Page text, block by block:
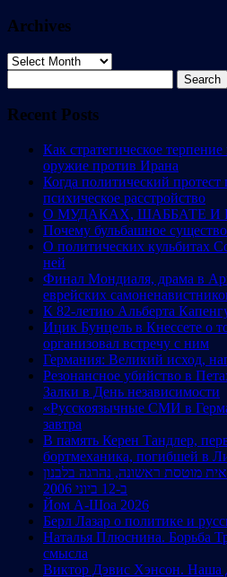
Archives
Archives
for:
Recent Posts
Как стратегическое
оружие против Ирана
Когда политический протест
психическое расстройство
О МУДАКАХ, ШАББАТЕ И
Почему бульбашное существо
О политических кульбитах
ней
Финал Мондиаля, драма в
еврейских
К 82-летию Альберта
Ицик Бунцель в Кнессете о
организовал встречу с ним
Германия: Великий исход,
Резонансное убийство в
Залки в День независимости
«Русскоязычные СМИ в
завтра
В память Керен Тандлер,
бортмеханика, погибшей в
מוטסת ראשונה, נהרגה בלבנון
ב-12 ביוני 2006
Йом А-Шоа 2026
Берл Лазар о политике и
Наталья Плюснина. Борьба
смысла
Виктор Дэвис Хэнсон. Наша